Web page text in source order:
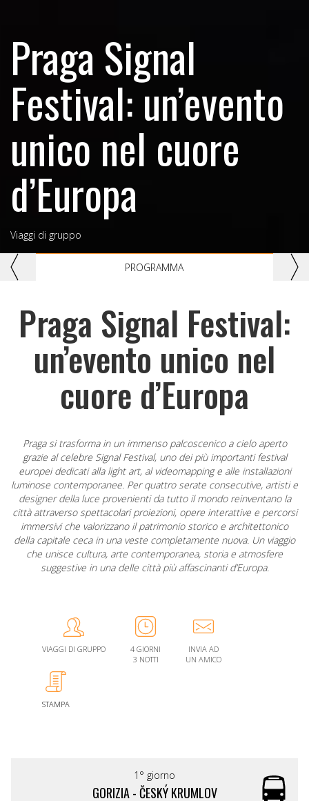
Praga Signal
Festival: un’evento
unico nel cuore
d’Europa
Viaggi di gruppo
PROGRAMMA
Praga Signal Festival:
un’evento unico nel
cuore d’Europa
Praga si trasforma in un immenso palcoscenico a cielo aperto
grazie al celebre Signal Festival, uno dei più importanti festival
europei dedicati alla light art, al videomapping e alle installazioni
luminose contemporanee. Per quattro serate consecutive, artisti e
designer della luce provenienti da tutto il mondo reinventano la
città attraverso spettacolari proiezioni, opere interattive e percorsi
immersivi che valorizzano il patrimonio storico e architettonico
della capitale ceca in una veste completamente nuova. Un viaggio
che unisce cultura, arte contemporanea, storia e atmosfere
suggestive in una delle città più affascinanti d’Europa.
VIAGGI DI GRUPPO
4 GIORNI
3 NOTTI
INVIA AD
UN AMICO
STAMPA
1° giorno
GORIZIA - ČESKÝ KRUMLOV